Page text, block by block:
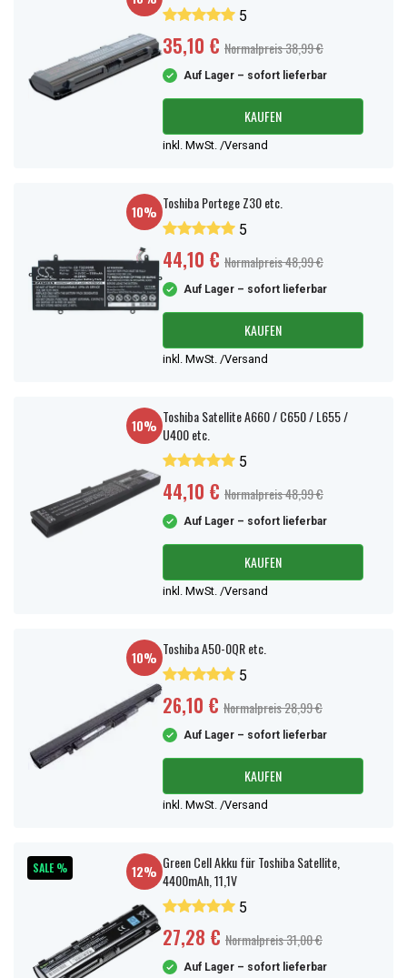
5
35,10 € Normalpreis 38,99 €
Auf Lager – sofort lieferbar
KAUFEN
inkl. MwSt. /Versand
10% Toshiba Portege Z30 etc.
5
44,10 € Normalpreis 48,99 €
Auf Lager – sofort lieferbar
KAUFEN
inkl. MwSt. /Versand
10% Toshiba Satellite A660 / C650 / L655 /
U400 etc.
5
44,10 € Normalpreis 48,99 €
Auf Lager – sofort lieferbar
KAUFEN
inkl. MwSt. /Versand
10% Toshiba A50-0QR etc.
5
26,10 € Normalpreis 28,99 €
Auf Lager – sofort lieferbar
KAUFEN
inkl. MwSt. /Versand
SALE % 12% Green Cell Akku für Toshiba Satellite,
4400mAh, 11,1V
5
27,28 € Normalpreis 31,00 €
Auf Lager – sofort lieferbar